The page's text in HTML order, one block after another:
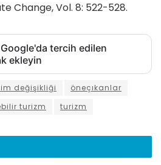
Change, Vol. 8: 522-528.
tercih edilen
ekleyin
değişikliği
öneçıkanlar
turizm turizm